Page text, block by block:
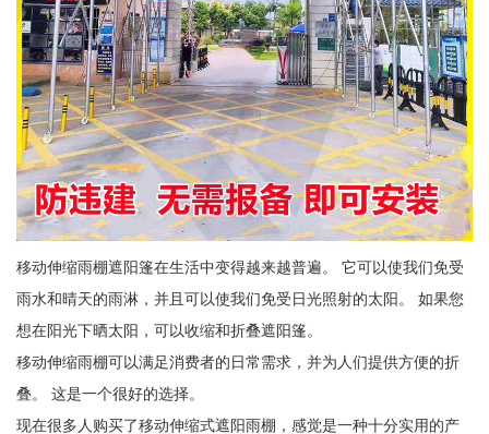
移动伸缩雨棚遮阳篷在生活中变得越来越普遍。 它可以使我们免受
雨水和晴天的雨淋，并且可以使我们免受日光照射的太阳。 如果您
想在阳光下晒太阳，可以收缩和折叠遮阳篷。
移动伸缩雨棚可以满足消费者的日常需求，并为人们提供方便的折
叠。 这是一个很好的选择。
现在很多人购买了移动伸缩式遮阳雨棚，感觉是一种十分实用的产